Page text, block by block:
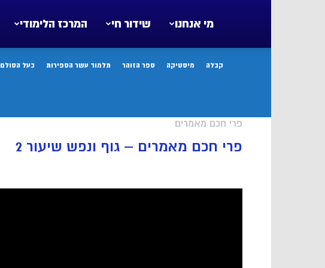
המרכז הלימודי שידור חי מי אנחנו
קבלה מיסטיקה ספר הזוהר תלמוד עשר הספירות בעל הסולם
פרי חכם מאמרים
פרי חכם מאמרים – גוף ונפש שיעור 2